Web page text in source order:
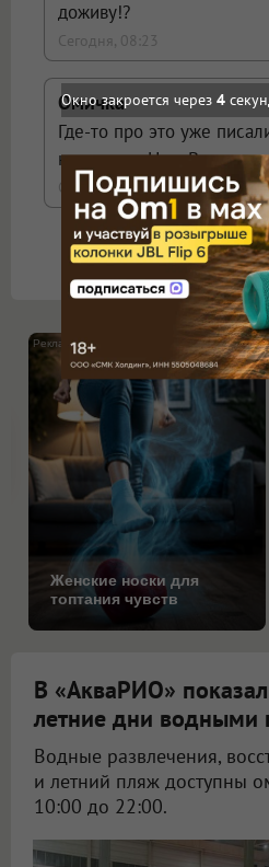
доживу!?
Сегодня, 08:23
Омичка
Где-то про это уже
назывался Нью-Васюки...
Сегодня, 08:50
Открыть все
i
Женские носки для
топтания чувств
В «АкваРИО»
летние дни водными
Водные развлечения,
и летний пляж доступны
10:00 до 22:00.
Окно закроется через 2